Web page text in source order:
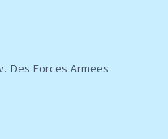
Des Forces Armees